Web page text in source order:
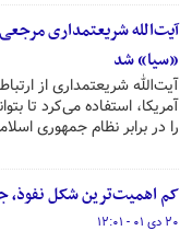
آیت‌الله شریعتمداری
«سیا» شد
آیت‌الله شریعتمداری از
آمریکا، استفاده می‌کرد تا
را در برابر نظام جمهوری
کم اهمیت‌ترین شکل
۲۰ دی ۰۱ - ۱۲:۰۱